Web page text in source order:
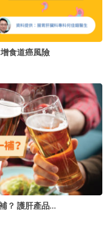
食道癌風險
？ 護肝產品…